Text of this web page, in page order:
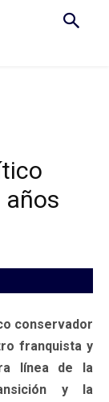
años
conservador
franquista y
línea de la
y la